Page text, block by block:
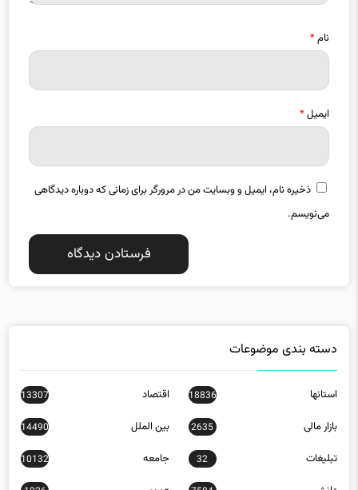
ایمیل*
ذخیره نام، ایمیل و وبسایت من در مرورگر برای زمانی که دوباره دیدگاهی
می‌نویسم.
استانها
بازار مالی 2635
14490
تبلیغات 32 جامعه 10132
دانش 7584 عمومی 1926